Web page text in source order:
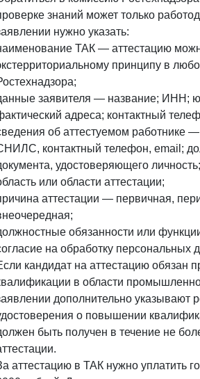
знаний может только
нужно указать:
ТАК — аттестацию
принципу в
заявителя — название; ИНН;
адреса; контактный
об аттестуемом работнике
контактный телефон, email;
удостоверяющего личность;
или области аттестации;
аттестации — первичная,
обязанности или
на обработку персональных
кандидат на аттестацию обязан
в области
дополнительно указывают
о повышении
быть получен в течение не
аттестацию в ТАК нужно уплатить